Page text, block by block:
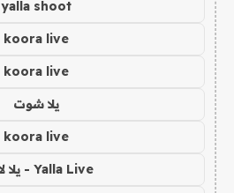
yalla shoot
koora live
koora live
يلا شوت
koora live
Yalla Live - يلا لايف